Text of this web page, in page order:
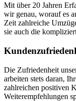
Mit über 20 Jahren
wir genau, worauf es
Zeit zahlreiche
sie auch die
Die Zufriedenheit
arbeiten stets daran,
zahlreichen positiven
Weiterempfehlungen